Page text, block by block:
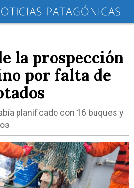
la prospección
por falta de
planificado con 16 buques y